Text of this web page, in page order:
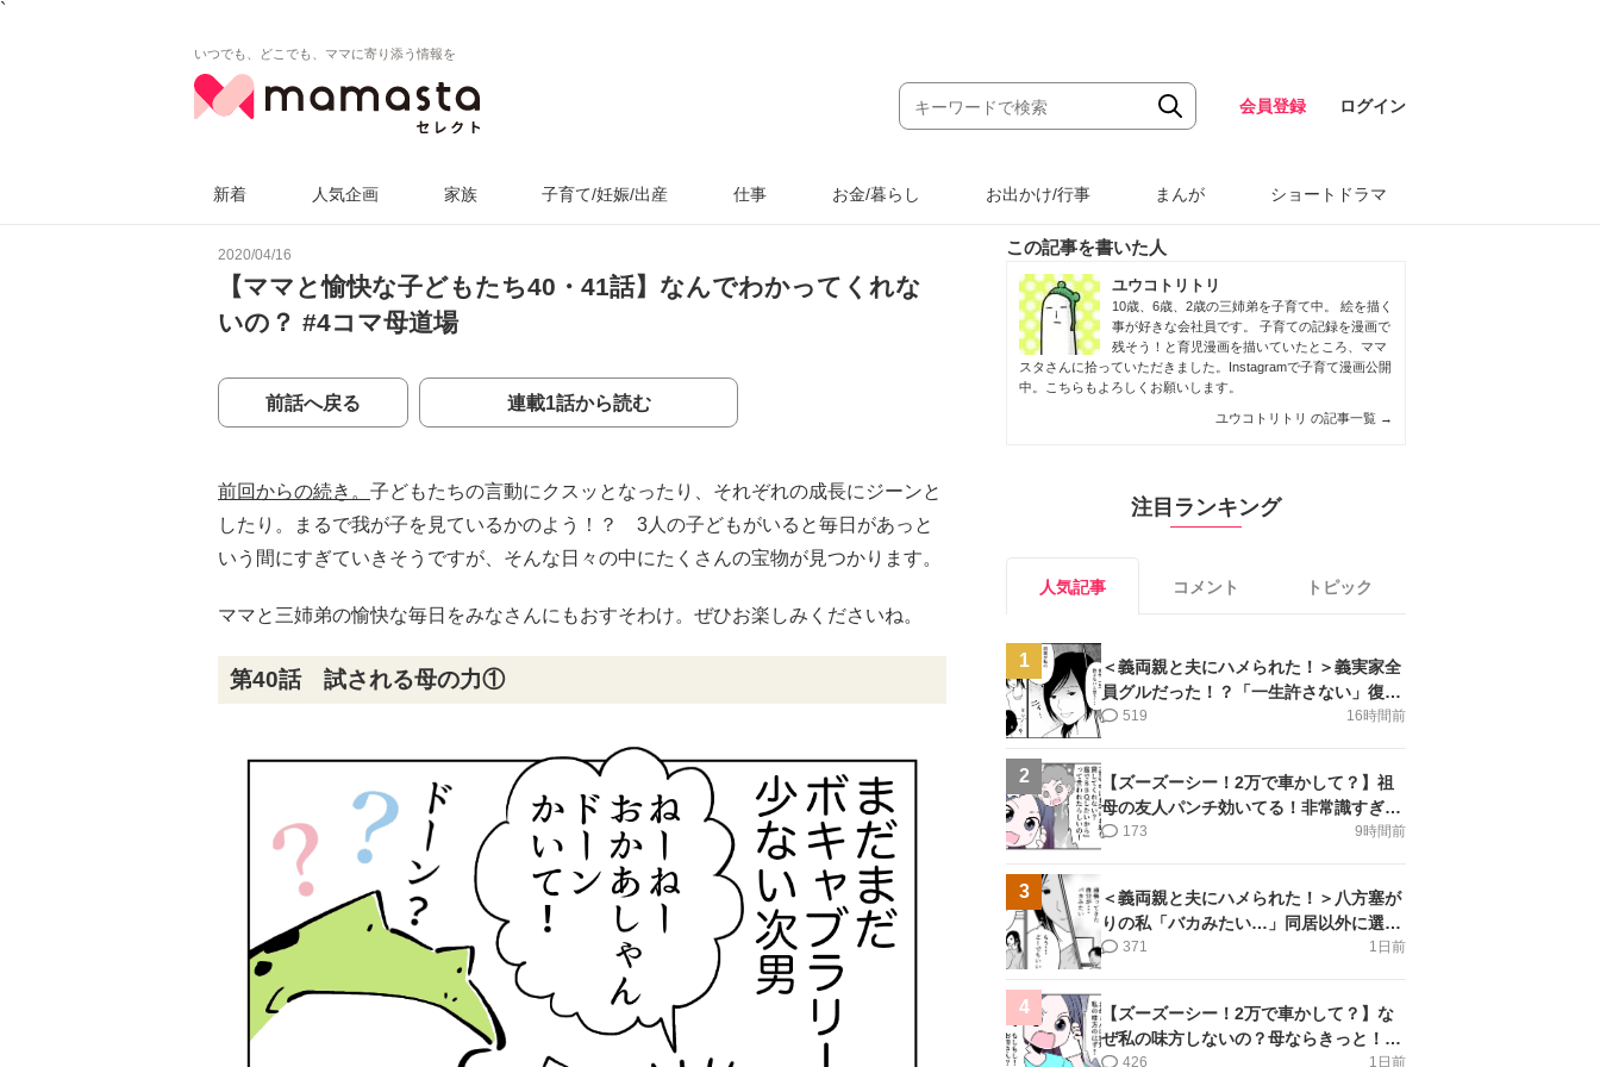
`
いつでも、どこでも、ママに寄り添う情報を
会員登録 ログイン
新着 人気企画 家族 子育て/妊娠/出産 仕事 お金/暮らし お出かけ/行事 まんが ショートドラマ
2020/04/16
【ママと愉快な子どもたち40・41話】なんでわかってくれな
いの？ #4コマ母道場
前話へ戻る 連載1話から読む
前回からの続き。 子どもたちの言動にクスッとなったり、それぞれの成長にジーンと
したり。まるで我が子を見ているかのよう！？ 3人の子どもがいると毎日があっと
いう間にすぎていきそうですが、そんな日々の中にたくさんの宝物が見つかります。
ママと三姉弟の愉快な毎日をみなさんにもおすそわけ。ぜひお楽しみくださいね。
第40話 試される母の力①
この記事を書いた人
ユウコトリトリ
10歳、6歳、2歳の三姉弟を子育て中。 絵を描く
事が好きな会社員です。 子育ての記録を漫画で
残そう！と育児漫画を描いていたところ、ママ
スタさんに拾っていただきました。 Instagramで子育て漫画公開
中。こちらもよろしくお願いします。
ユウコトリトリ の記事一覧 →
注目ランキング
人気記事 コメント トピック
1
＜義両親と夫にハメられた！＞義実家全
員グルだった！？「一生許さない」復讐
誓った私【第6話まんが】
16時間前
519
2
【ズーズーシー！2万で車かして？】祖
母の友人パンチ効いてる！非常識すぎ＜
第18話＞#4コマ母道場
9時間前
173
3
＜義両親と夫にハメられた！＞八方塞が
りの私「バカみたい…」同居以外に選択
肢がない【第5話まんが】
1日前
371
4
【ズーズーシー！2万で車かして？】な
ぜ私の味方しないの？母ならきっと！＜
第17話＞#4コマ母道場
1日前
426